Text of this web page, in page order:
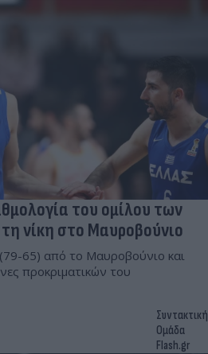
του ομίλου των
νίκη στο Μαυροβούνιο
65) από το Μαυροβούνιο και
προκριματικών του
Συντακτική
Ομάδα
Flash.gr